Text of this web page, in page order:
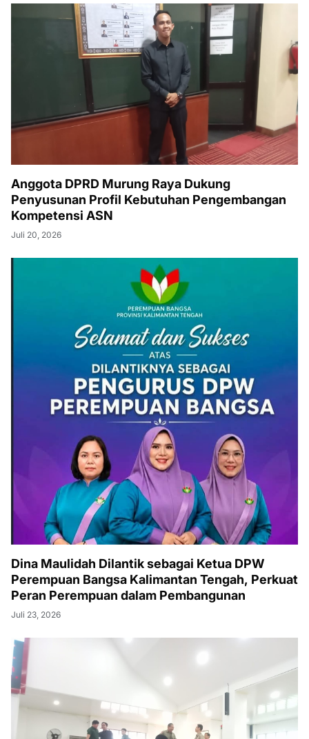
Anggota DPRD Murung Raya Dukung
Penyusunan Profil Kebutuhan Pengembangan
Kompetensi ASN
Juli 20, 2026
Dina Maulidah Dilantik sebagai Ketua DPW
Perempuan Bangsa Kalimantan Tengah, Perkuat
Peran Perempuan dalam Pembangunan
Juli 23, 2026